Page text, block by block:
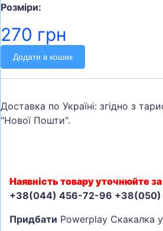
Розміри:
270 грн
Додати в кошик
Доставка по Україні: згідно з
"Нової Пошти".
Наявність товару уточнюйте
+38(044) 456-72-96
Придбати Powerplay Скакалка у